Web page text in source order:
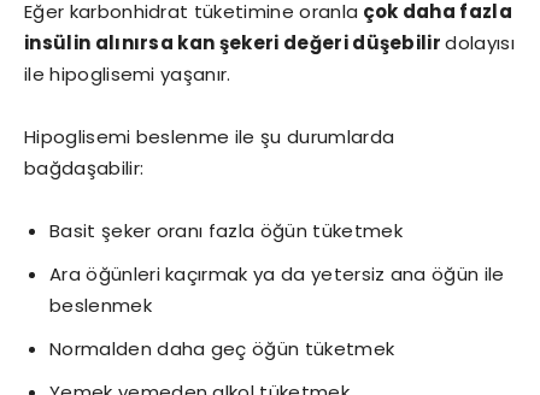
Eğer karbonhidrat tüketimine oranla çok daha fazla
insülin alınırsa kan şekeri değeri düşebilirdolayısı
ile hipoglisemi yaşanır.
Hipoglisemi beslenme ile şu durumlarda
bağdaşabilir:
Basit şeker oranı fazla öğün tüketmek
Ara öğünleri kaçırmak ya da yetersiz ana öğün ile
beslenmek
Normalden daha geç öğün tüketmek